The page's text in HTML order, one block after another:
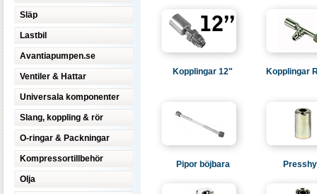
Släp
Lastbil
Avantiapumpen.se
Ventiler & Hattar
Universala komponenter
Slang, koppling & rör
O-ringar & Packningar
Kompressortillbehör
Olja
Kopplingar 12" Kopplingar
Pipor böjbara